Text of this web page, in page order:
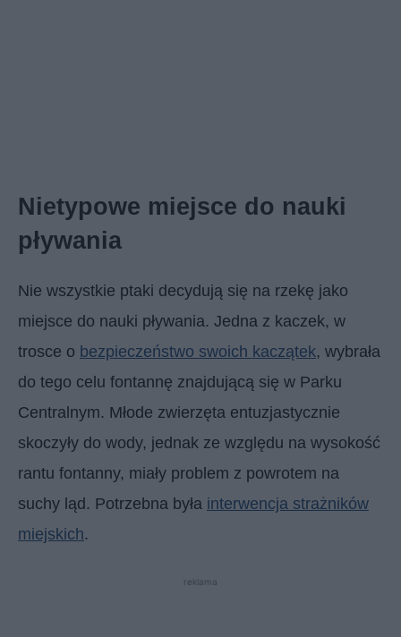
Nietypowe miejsce do nauki
pływania
Nie wszystkie ptaki decydują się na rzekę jako
miejsce do nauki pływania. Jedna z kaczek, w
trosce o bezpieczeństwo swoich kaczątek, wybrała
do tego celu fontannę znajdującą się w Parku
Centralnym. Młode zwierzęta entuzjastycznie
skoczyły do wody, jednak ze względu na wysokość
rantu fontanny, miały problem z powrotem na
suchy ląd. Potrzebna była interwencja strażników
miejskich.
reklama